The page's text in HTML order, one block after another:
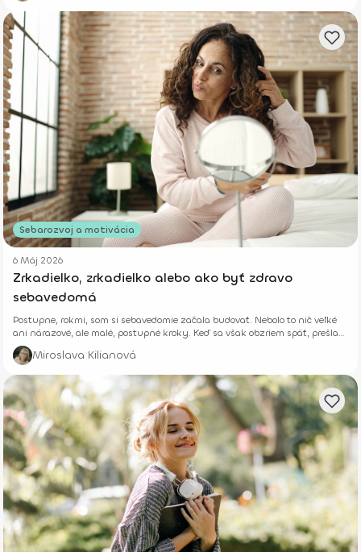
Sebarozvoj a motivácia
6 Máj 2026
Zrkadielko, zrkadielko alebo ako byť zdravo
sebavedomá
Postupne, rokmi, som si sebavedomie začala budovať. Nebolo to nič veľké
ani nárazové, ale malé, postupné kroky. Keď sa však obzriem späť, prešla
som kus cesty a naučila som sa, že drobné každodenné rozhodnutia v
priebehu času prinášajú veľké výsledky.
Miroslava Kilianová